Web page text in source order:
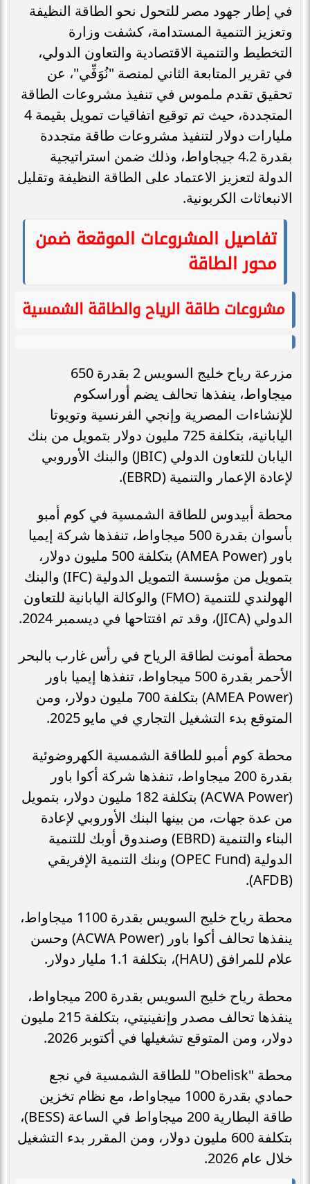
في إطار جهود مصر للتحول نحو الطاقة النظيفة
وتعزيز التنمية المستدامة، كشفت وزارة
التخطيط والتنمية الاقتصادية والتعاون الدولي،
في تقرير المتابعة الثاني لمنصة "نُوَفِّي"، عن
تحقيق تقدم ملموس في تنفيذ مشروعات الطاقة
المتجددة، حيث تم توقيع اتفاقيات تمويل بقيمة 4
مليارات دولار لتنفيذ مشروعات طاقة متجددة
بقدرة 4.2 جيجاواط، وذلك ضمن استراتيجية
الدولة لتعزيز الاعتماد على الطاقة النظيفة وتقليل
الانبعاثات الكربونية.
تفاصيل المشروعات الموقعة ضمن
محور الطاقة
مشروعات طاقة الرياح والطاقة الشمسية
مزرعة رياح خليج السويس 2 بقدرة 650
ميجاواط، ينفذها تحالف يضم أوراسكوم
للإنشاءات المصرية وإنجي الفرنسية وتويوتا
اليابانية، بتكلفة 725 مليون دولار بتمويل من بنك
اليابان للتعاون الدولي (JBIC) والبنك الأوروبي
لإعادة الإعمار والتنمية (EBRD).
محطة أبيدوس للطاقة الشمسية في كوم أمبو
بأسوان بقدرة 500 ميجاواط، تنفذها شركة إيميا
باور (AMEA Power) بتكلفة 500 مليون دولار،
بتمويل من مؤسسة التمويل الدولية (IFC) والبنك
الهولندي للتنمية (FMO) والوكالة اليابانية للتعاون
الدولي (JICA)، وقد تم افتتاحها في ديسمبر 2024.
محطة أمونت لطاقة الرياح في رأس غارب بالبحر
الأحمر بقدرة 500 ميجاواط، تنفذها إيميا باور
(AMEA Power) بتكلفة 700 مليون دولار، ومن
المتوقع بدء التشغيل التجاري في مايو 2025.
محطة كوم أمبو للطاقة الشمسية الكهروضوئية
بقدرة 200 ميجاواط، تنفذها شركة أكوا باور
(ACWA Power) بتكلفة 182 مليون دولار، بتمويل
من عدة جهات، من بينها البنك الأوروبي لإعادة
البناء والتنمية (EBRD) وصندوق أوبك للتنمية
الدولية (OPEC Fund) وبنك التنمية الإفريقي
(AFDB).
محطة رياح خليج السويس بقدرة 1100 ميجاواط،
ينفذها تحالف أكوا باور (ACWA Power) وحسن
علام للمرافق (HAU)، بتكلفة 1.1 مليار دولار.
محطة رياح خليج السويس بقدرة 200 ميجاواط،
ينفذها تحالف مصدر وإنفينيتي، بتكلفة 215 مليون
دولار، ومن المتوقع تشغيلها في أكتوبر 2026.
محطة "Obelisk" للطاقة الشمسية في نجع
حمادي بقدرة 1000 ميجاواط، مع نظام تخزين
طاقة البطارية 200 ميجاواط في الساعة (BESS)،
بتكلفة 600 مليون دولار، ومن المقرر بدء التشغيل
خلال عام 2026.